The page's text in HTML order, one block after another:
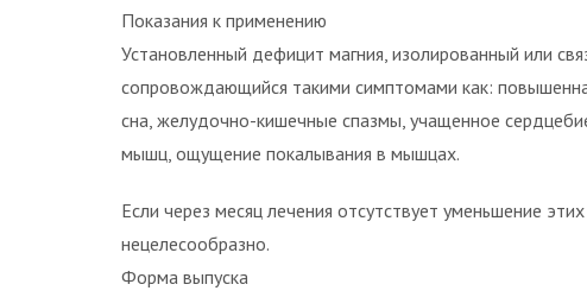
Показания к применению
Установленный дефицит магния, изолированный или
сопровождающийся такими симптомами как:
сна, желудочно-кишечные спазмы, учащенное
мышц, ощущение покалывания в мышцах.
Если через месяц лечения отсутствует уменьшение
нецелесообразно.
Форма выпуска